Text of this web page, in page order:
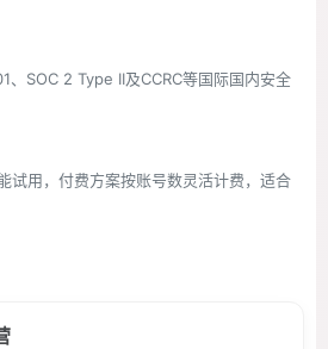
、SOC 2 Type II及CCRC等国际国内安全
试用，付费方案按账号数灵活计费，适合